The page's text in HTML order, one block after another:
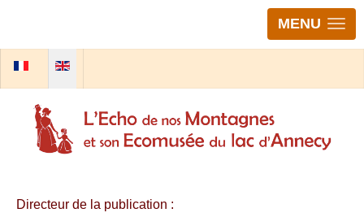
MENU
Select your language
Directeur de la publication :